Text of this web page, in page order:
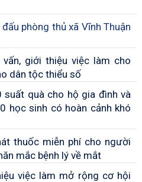
phòng thủ xã Vĩnh Thuận
giới thiệu việc làm cho
dân tộc thiểu số
suất quà cho hộ gia đình và
học sinh có hoàn cảnh khó
thuốc miễn phí cho người
mắc bệnh lý về mắt
việc làm mở rộng cơ hội